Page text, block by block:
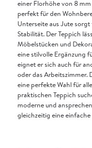
einer Florhöhe von 8
perfekt für den
Unterseite aus Jute
Stabilität. Der Teppich
Möbelstücken und
eine stilvolle Ergänzung
eignet er sich auch für
oder das Arbeitszimmer.
eine perfekte Wahl für
praktischen Teppich
moderne und
gleichzeitig eine